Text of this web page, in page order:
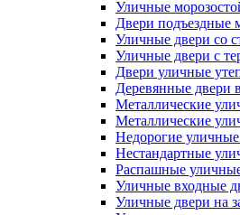
Уличные
Двери подъездные
Уличные двери со
Уличные двери с
Двери уличные
Деревянные двери
Металлические
Металлические
Недорогие
Нестандартные
Распашные
Уличные входные
Уличные двери на